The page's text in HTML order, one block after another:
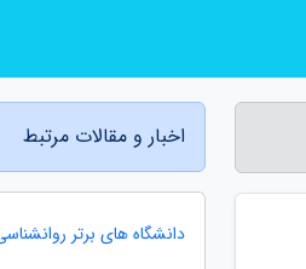
اخبار و مقالات مرتبط
دانشگاه های برتر